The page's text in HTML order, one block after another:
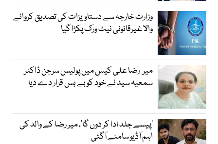
وزارت خارجہ سے دستاویزات کی تصدیق کروانے
والا غیرقانونی نیٹ ورک پکڑا گیا
میر رضا علی کیس میں پولیس سرجن ڈاکٹر
سمعیہ سید نے خود کو بے بس قرار دے دیا
’پیسے جلد ادا کر دوں گا‘، میر رضا کے والد کی
اہم آڈیو سامنے آگئی